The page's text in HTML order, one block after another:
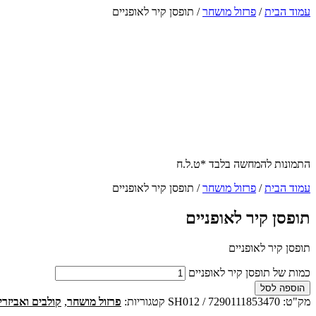
עמוד הבית/ פרזול מושחר/ תופסן קיר לאופניים
התמונות להמחשה בלבד *ט.ל.ח
עמוד הבית/ פרזול מושחר/ תופסן קיר לאופניים
תופסן קיר לאופניים
תופסן קיר לאופניים
כמות של תופסן קיר לאופניים
הוספה לסל
מק"ט: SH012 / 7290111853470 קטגוריות: פרזול מושחר, קולבים